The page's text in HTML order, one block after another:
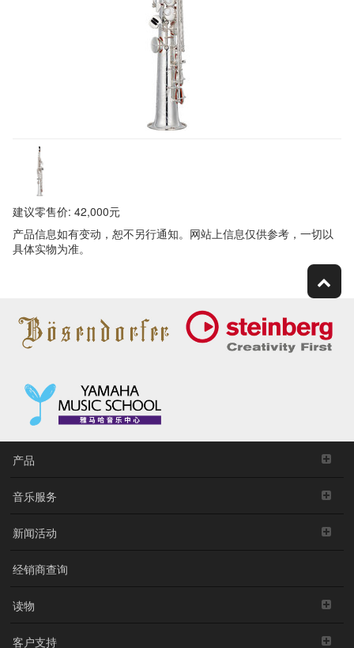
建议零售价: 42,000元
产品信息如有变动，恕不另行通知。网站上信息仅供参考，一切以
具体实物为准。
产品
音乐服务
新闻活动
经销商查询
读物
客户支持